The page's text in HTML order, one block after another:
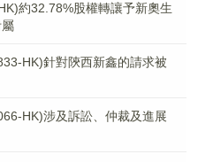
約32.78%股權轉讓予新奧生
HK)針對陝西新鑫的請求被
HK)涉及訴訟、仲裁及進展